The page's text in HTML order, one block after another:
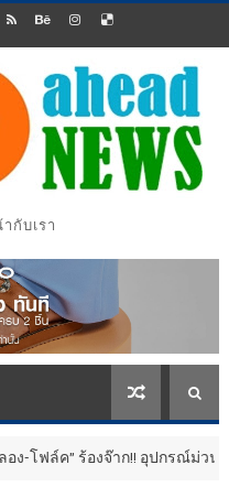
กับเรา
งจ๊าก!! อุปกรณ์ม่วนจอยงานวัด..